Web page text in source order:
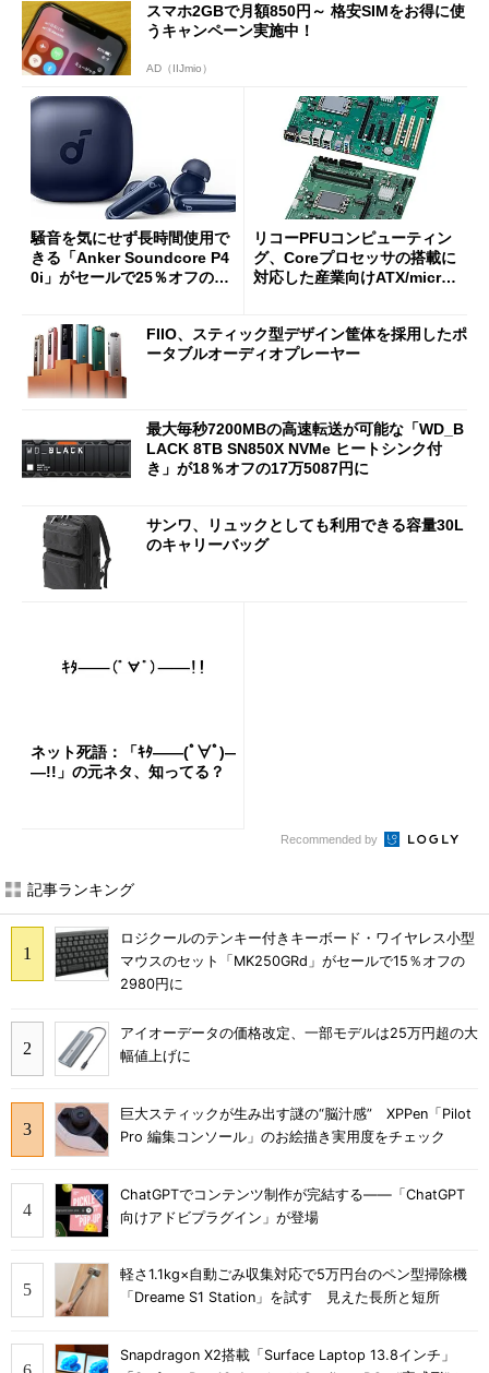
スマホ2GBで月額850円～ 格安SIMをお得に使
うキャンペーン実施中！
AD（IIJmio）
騒音を気にせず長時間使用で
きる「Anker Soundcore P4
0i」がセールで25％オフの59
リコーPFUコンピューティン
グ、Coreプロセッサの搭載に
対応した産業向けATX/micro
FIIO、スティック型デザイン筐体を採用したポ
ータブルオーディオプレーヤー
最大毎秒7200MBの高速転送が可能な「WD_B
LACK 8TB SN850X NVMe ヒートシンク付
き」が18％オフの17万5087円に
サンワ、リュックとしても利用できる容量30L
のキャリーバッグ
ネット死語：「ｷﾀ――(ﾟ∀ﾟ)―
―!!」の元ネタ、知ってる？
Recommended by
記事ランキング
ロジクールのテンキー付きキーボード・ワイヤレス小型
マウスのセット「MK250GRd」がセールで15％オフの
2980円に
アイオーデータの価格改定、一部モデルは25万円超の大
幅値上げに
巨大スティックが生み出す謎の“脳汁感” XPPen「Pilot
Pro 編集コンソール」のお絵描き実用度をチェック
ChatGPTでコンテンツ制作が完結する――「ChatGPT
向けアドビプラグイン」が登場
軽さ1.1kg×自動ごみ収集対応で5万円台のペン型掃除機
「Dreame S1 Station」を試す 見えた長所と短所
Snapdragon X2搭載「Surface Laptop 13.8インチ」